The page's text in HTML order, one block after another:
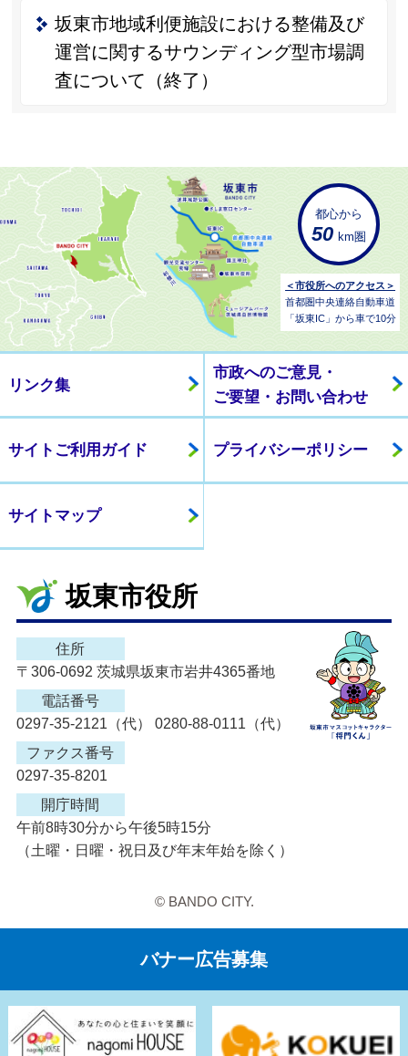
坂東市地域利便施設における整備及び
運営に関するサウンディング型市場調
査について（終了）
都心から
50 km圏
＜市役所へのアクセス＞
首都圏中央連絡自動車道
「坂東IC」から車で10分
リンク集
市政へのご意見・
ご要望・お問い合わせ
サイトご利用ガイド プライバシーポリシー
サイトマップ
坂東市役所
住所
〒306-0692 茨城県坂東市岩井4365番地
電話番号
0297-35-2121（代） 0280-88-0111（代）
ファクス番号
0297-35-8201
開庁時間
午前8時30分から午後5時15分
（土曜・日曜・祝日及び年末年始を除く）
© BANDO CITY.
バナー広告募集